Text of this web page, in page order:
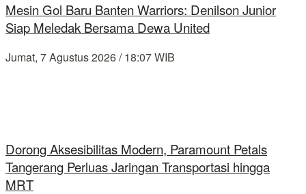
Mesin Gol Baru Banten Warriors: Denilson Junior
Siap Meledak Bersama Dewa United
Jumat, 7 Agustus 2026 / 18:07 WIB
Dorong Aksesibilitas Modern, Paramount Petals
Tangerang Perluas Jaringan Transportasi hingga
MRT